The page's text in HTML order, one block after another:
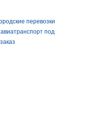
перевозки
под